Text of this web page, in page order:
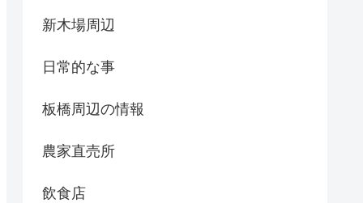
新木場周辺
日常的な事
板橋周辺の情報
農家直売所
飲食店